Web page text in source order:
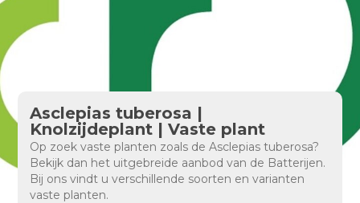
Asclepias tuberosa |
Knolzijdeplant | Vaste plant
Op zoek vaste planten zoals de Asclepias tuberosa?
Bekijk dan het uitgebreide aanbod van de Batterijen.
Bij ons vindt u verschillende soorten en varianten
vaste planten.